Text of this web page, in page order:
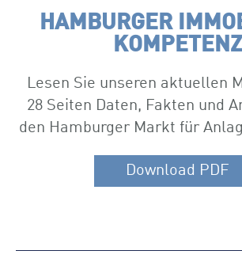
HAMBURGER
KOMPETENZ
Lesen Sie unseren aktuellen
28 Seiten Daten, Fakten und
den Hamburger Markt für
Download PDF